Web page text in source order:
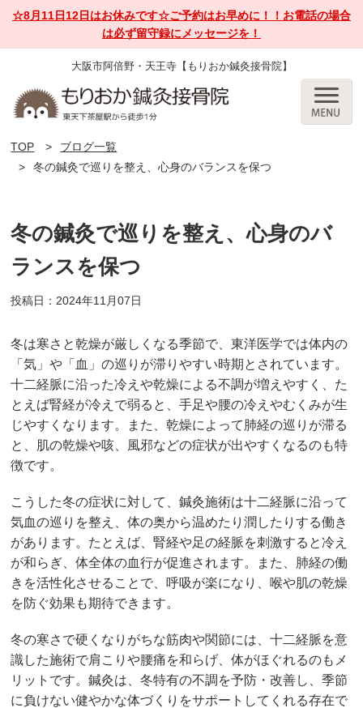
☆8月11日12日はお休みです☆ご予約はお早めに！！お電話の場合
は必ず留守録にメッセージを！
大阪市阿倍野・天王寺【もりおか鍼灸接骨院】
TOP
ブログ一覧
冬の鍼灸で巡りを整え、心身のバランスを保つ
冬の鍼灸で巡りを整え、心身のバ
ランスを保つ
投稿日：2024年11月07日
冬は寒さと乾燥が厳しくなる季節で、東洋医学では体内の
「気」や「血」の巡りが滞りやすい時期とされています。
十二経脈に沿った冷えや乾燥による不調が増えやすく、た
とえば腎経が冷えで弱ると、手足や腰の冷えやむくみが生
じやすくなります。また、乾燥によって肺経の巡りが滞る
と、肌の乾燥や咳、風邪などの症状が出やすくなるのも特
徴です。
こうした冬の症状に対して、鍼灸施術は十二経脈に沿って
気血の巡りを整え、体の奥から温めたり潤したりする働き
があります。たとえば、腎経や足の経脈を刺激すると冷え
が和らぎ、体全体の血行が促進されます。また、肺経の働
きを活性化させることで、呼吸が楽になり、喉や肌の乾燥
を防ぐ効果も期待できます。
冬の寒さで硬くなりがちな筋肉や関節には、十二経脈を意
識した施術で肩こりや腰痛を和らげ、体がほぐれるのもメ
リットです。鍼灸は、冬特有の不調を予防・改善し、季節
に負けない健やかな体づくりをサポートしてくれる存在で